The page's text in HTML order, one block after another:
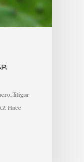
litigar
Hace